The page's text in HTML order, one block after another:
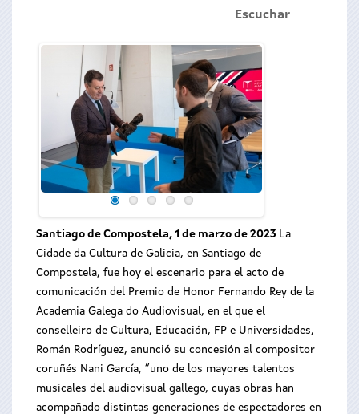
Escuchar
Santiago de Compostela, 1 de marzo de 2023 La
Cidade da Cultura de Galicia, en Santiago de
Compostela, fue hoy el escenario para el acto de
comunicación del Premio de Honor Fernando Rey de la
Academia Galega do Audiovisual, en el que el
conselleiro de Cultura, Educación, FP e Universidades,
Román Rodríguez, anunció su concesión al compositor
coruñés Nani García, “uno de los mayores talentos
musicales del audiovisual gallego, cuyas obras han
acompañado distintas generaciones de espectadores en